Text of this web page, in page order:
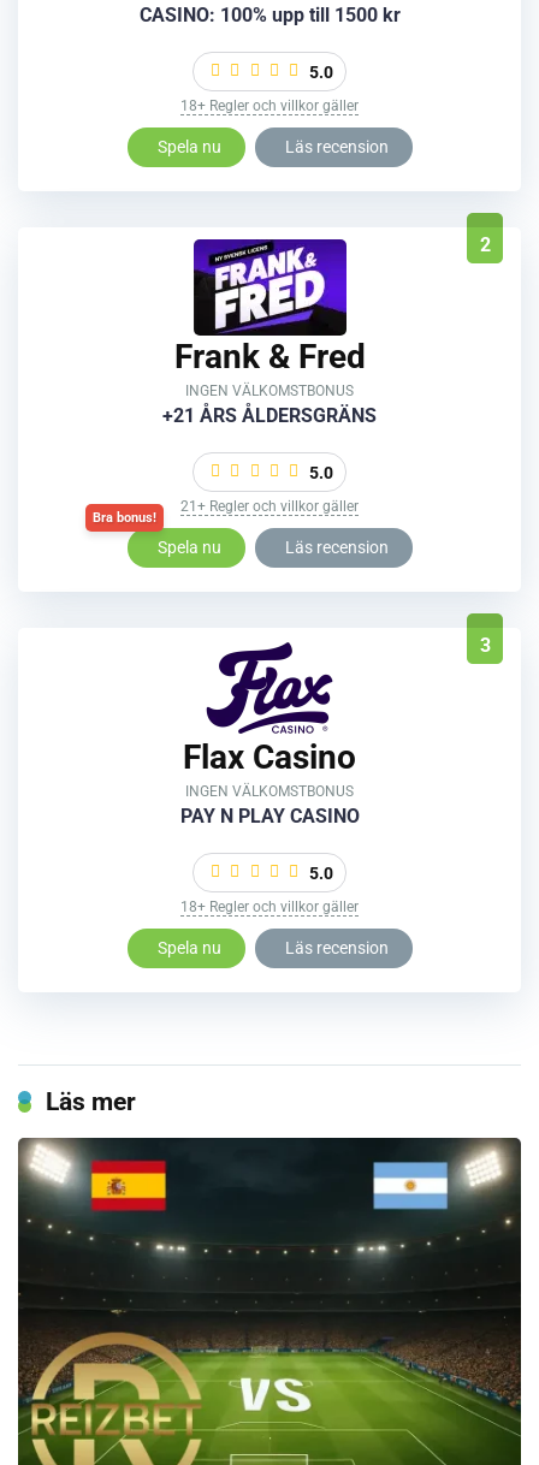
CASINO: 100% upp till 1500 kr
5.0
18+ Regler och villkor gäller
Spela nu Läs recension
2
Frank & Fred
INGEN VÄLKOMSTBONUS
+21 ÅRS ÅLDERSGRÄNS
5.0
21+ Regler och villkor gäller
Spela nu Läs recension
3
Flax Casino
INGEN VÄLKOMSTBONUS
PAY N PLAY CASINO
5.0
18+ Regler och villkor gäller
Spela nu Läs recension
Läs mer